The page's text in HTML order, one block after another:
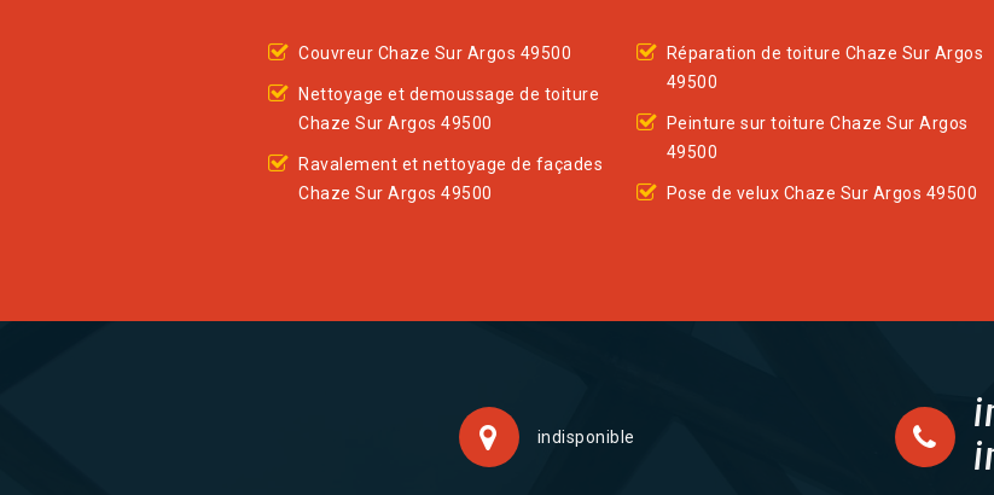
Couvreur Chaze Sur Argos 49500
Nettoyage et demoussage de toiture
Chaze Sur Argos 49500
Ravalement et nettoyage de façades
Chaze Sur Argos 49500
Réparation de toiture Chaze Sur Argos
49500
Peinture sur toiture Chaze Sur Argos
49500
Pose de velux Chaze Sur Argos 49500
indisponible